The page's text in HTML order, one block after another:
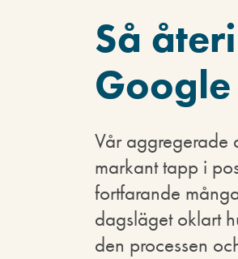
Så
Google
Vår aggregerade
markant tapp i
fortfarande
dagsläget oklart
den processen